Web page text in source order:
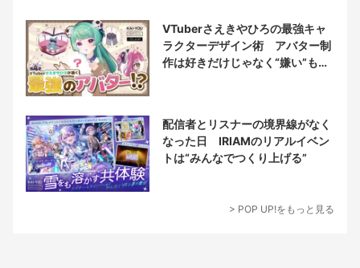
VTuberさえきやひろの最強キャ
ラクターデザイン術 アバター制
作は好きだけじゃなく“嫌い”もブ
配信者とリスナーの境界線がなく
なった日 IRIAMのリアルイベン
トは“みんなでつくり上げる”
> POP UP!をもっと見る